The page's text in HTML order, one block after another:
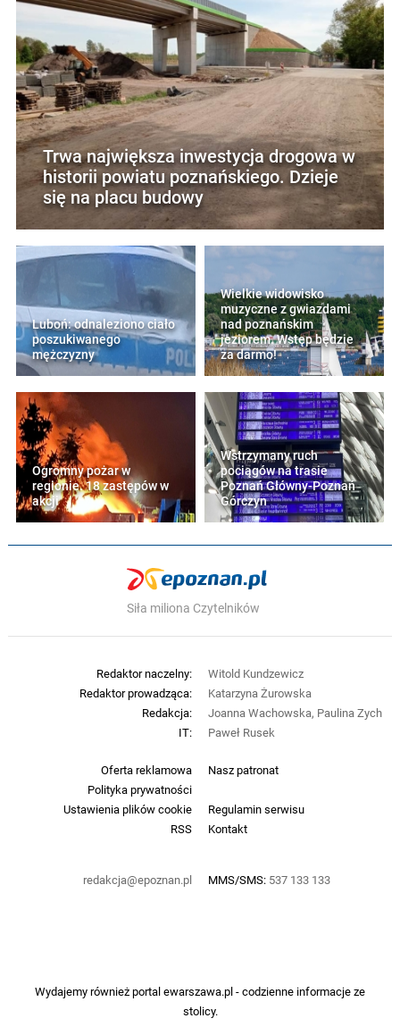
Trwa największa inwestycja drogowa w
historii powiatu poznańskiego. Dzieje
się na placu budowy
Luboń: odnaleziono ciało
poszukiwanego
mężczyzny
Wielkie widowisko
muzyczne z gwiazdami
nad poznańskim
jeziorem. Wstęp będzie
za darmo!
Ogromny pożar w
regionie. 18 zastępów w
akcji
Wstrzymany ruch
pociągów na trasie
Poznań Główny-Poznań
Górczyn
Siła miliona Czytelników
Oferta reklamowa
Nasz patronat
Polityka prywatności
Ustawienia plików cookie
Regulamin serwisu
RSS
Kontakt
redakcja@epoznan.pl MMS/SMS: 537 133 133
Redaktor naczelny:
Witold Kundzewicz
Redaktor prowadząca:
Katarzyna Żurowska
Redakcja:
Joanna Wachowska, Paulina Zych
IT:
Paweł Rusek
Wydajemy również portalewarszawa.pl- codzienne informacje ze
stolicy.